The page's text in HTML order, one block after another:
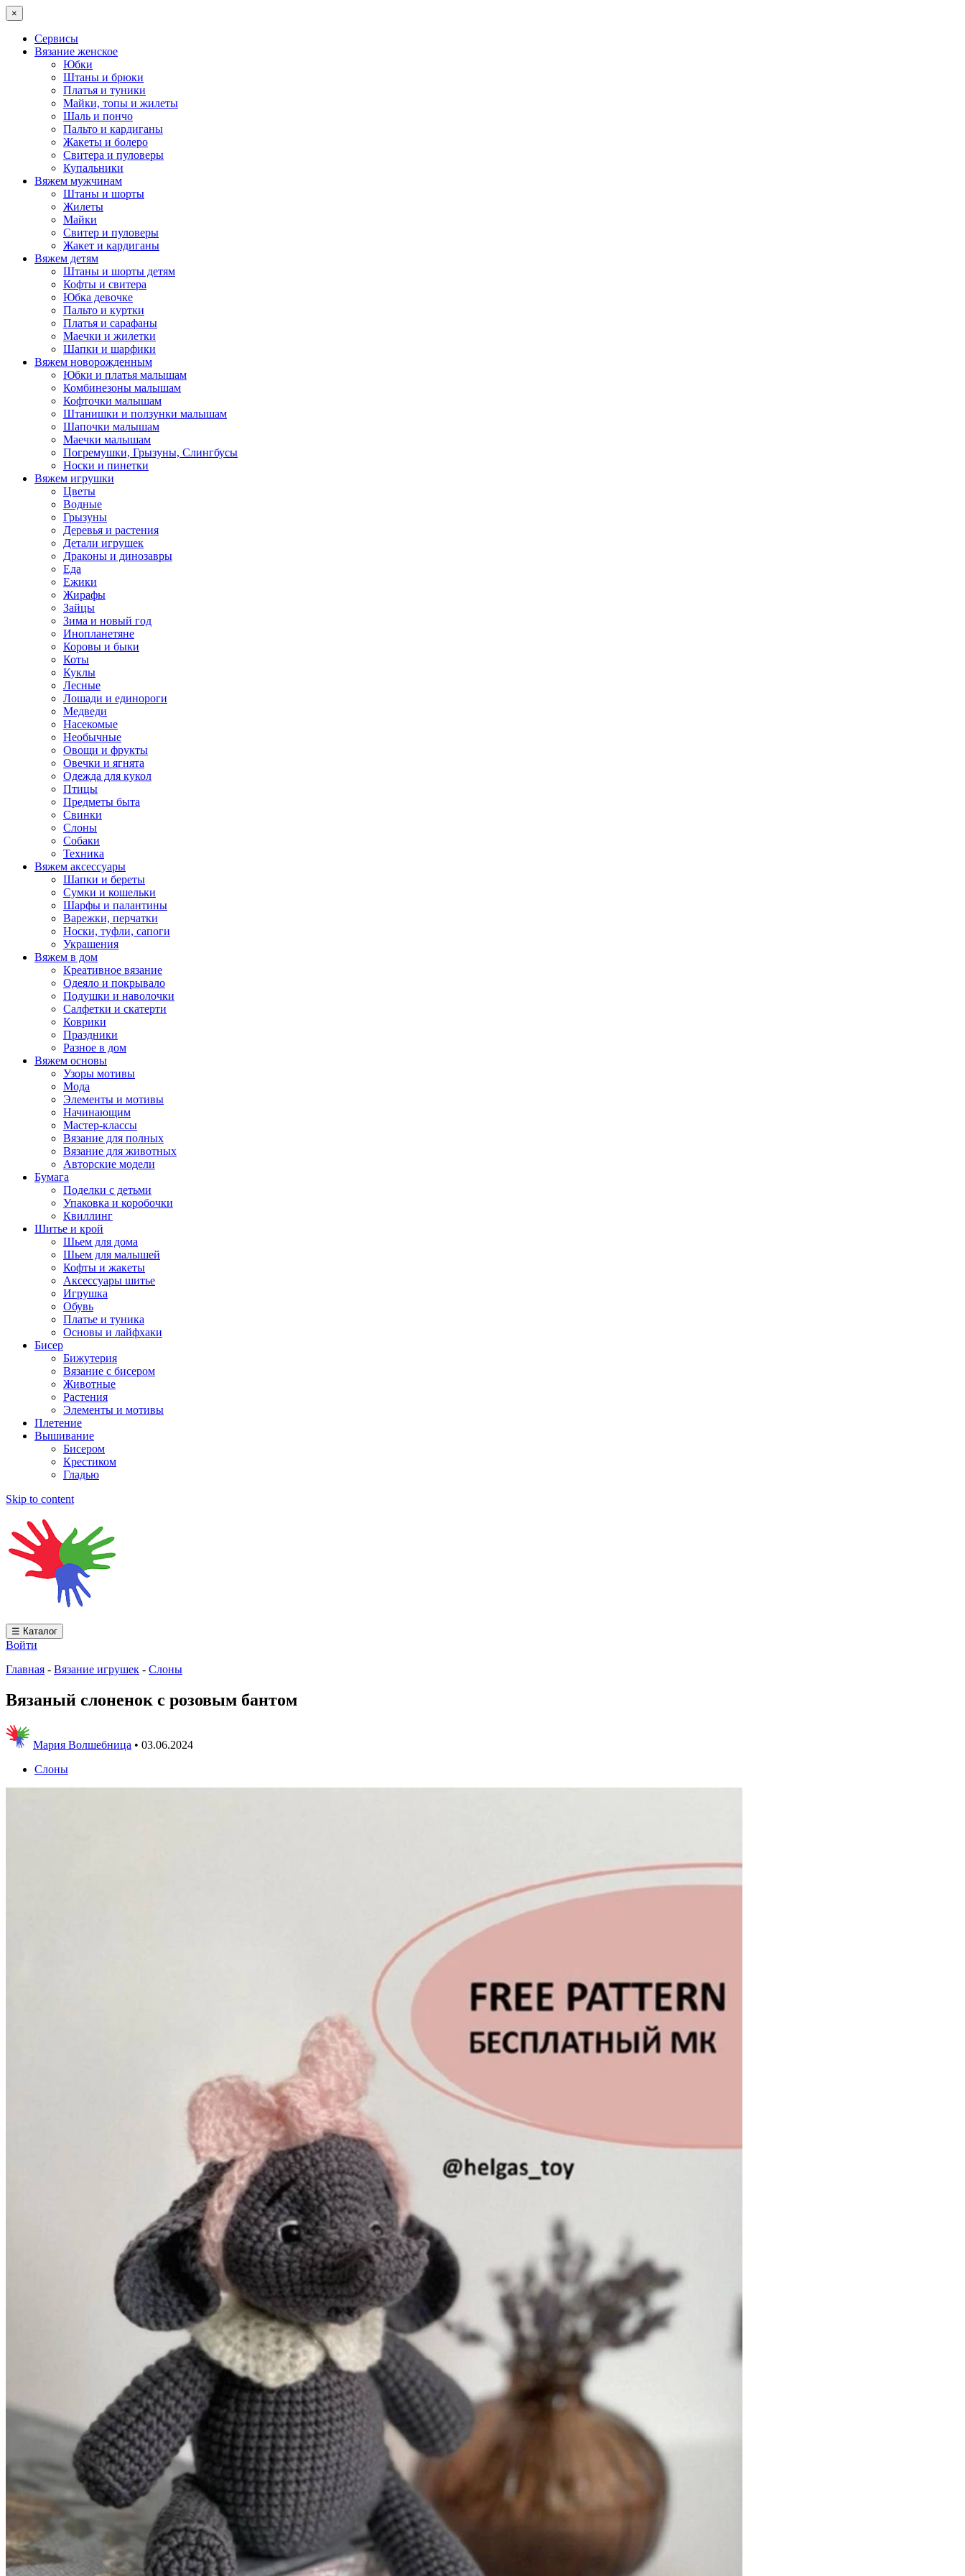
×
Сервисы
Вязание женское
Юбки
Штаны и брюки
Платья и туники
Майки, топы и жилеты
Шаль и пончо
Пальто и кардиганы
Жакеты и болеро
Свитера и пуловеры
Купальники
Вяжем мужчинам
Штаны и шорты
Жилеты
Майки
Свитер и пуловеры
Жакет и кардиганы
Вяжем детям
Штаны и шорты детям
Кофты и свитера
Юбка девочке
Пальто и куртки
Платья и сарафаны
Маечки и жилетки
Шапки и шарфики
Вяжем новорожденным
Юбки и платья малышам
Комбинезоны малышам
Кофточки малышам
Штанишки и ползунки малышам
Шапочки малышам
Маечки малышам
Погремушки, Грызуны, Слингбусы
Носки и пинетки
Вяжем игрушки
Цветы
Водные
Грызуны
Деревья и растения
Детали игрушек
Драконы и динозавры
Еда
Ежики
Жирафы
Зайцы
Зима и новый год
Инопланетяне
Коровы и быки
Коты
Куклы
Лесные
Лошади и единороги
Медведи
Насекомые
Необычные
Овощи и фрукты
Овечки и ягнята
Одежда для кукол
Птицы
Предметы быта
Свинки
Слоны
Собаки
Техника
Вяжем аксессуары
Шапки и береты
Сумки и кошельки
Шарфы и палантины
Варежки, перчатки
Носки, туфли, сапоги
Украшения
Вяжем в дом
Креативное вязание
Одеяло и покрывало
Подушки и наволочки
Салфетки и скатерти
Коврики
Праздники
Разное в дом
Вяжем основы
Узоры мотивы
Мода
Элементы и мотивы
Начинающим
Мастер-классы
Вязание для полных
Вязание для животных
Авторские модели
Бумага
Поделки с детьми
Упаковка и коробочки
Квиллинг
Шитье и крой
Шьем для дома
Шьем для малышей
Кофты и жакеты
Аксессуары шитье
Игрушка
Обувь
Платье и туника
Основы и лайфхаки
Бисер
Бижутерия
Вязание с бисером
Животные
Растения
Элементы и мотивы
Плетение
Вышивание
Бисером
Крестиком
Гладью
Skip to content
☰ Каталог
Войти
Главная - Вязание игрушек - Слоны
Вязаный слоненок с розовым бантом
Мария Волшебница • 03.06.2024
Слоны